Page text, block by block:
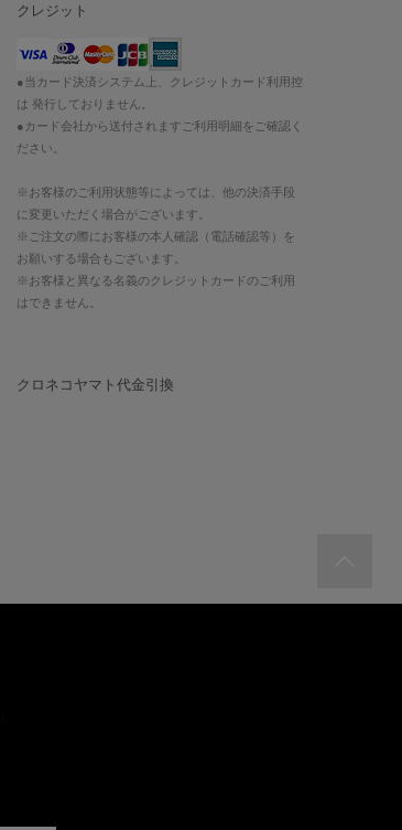
クレジット
●当カード決済システム上、クレジットカード利用控
は 発行しておりません。
●カード会社から送付されますご利用明細をご確認く
ださい。
※お客様のご利用状態等によっては、他の決済手段
に変更いただく場合がございます。
※ご注文の際にお客様の本人確認（電話確認等）を
お願いする場合もございます。
※お客様と異なる名義のクレジットカードのご利用
はできません。
クロネコヤマト代金引換